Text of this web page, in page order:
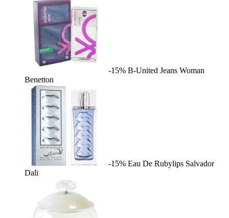
-15% B-United Jeans Woman
Benetton
-15% Eau De Rubylips Salvador
Dali